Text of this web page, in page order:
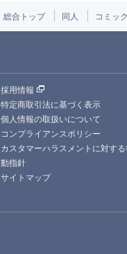
総合トップ 同人 コミッ
採用情報
特定商取引法に基づく表示
個人情報の取扱いについて
コンプライアンスポリシー
カスタマーハラスメントに対す
動指針
サイトマップ